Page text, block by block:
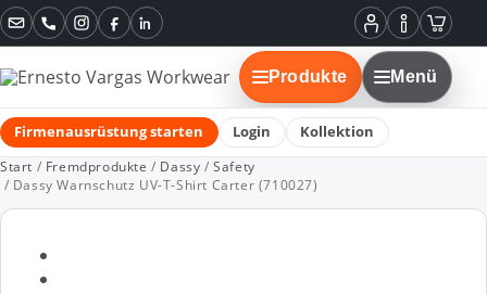
Mein
Konto
Informationen
Instagram
FacebookLinkedIn
Produkte Menü
Firmenausrüstung starten Login Kollektion
Start / Fremdprodukte / Dassy /Safety
/ Dassy Warnschutz UV-T-Shirt Carter (710027)